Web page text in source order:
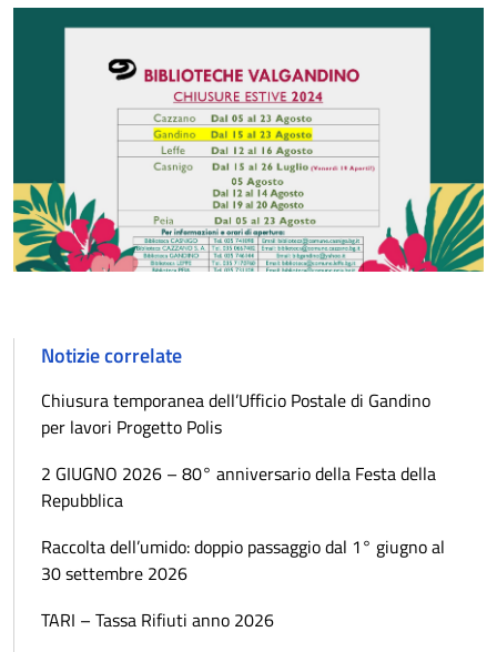
Notizie correlate
Chiusura temporanea dell’Ufficio Postale di Gandino
per lavori Progetto Polis
2 GIUGNO 2026 – 80° anniversario della Festa della
Repubblica
Raccolta dell’umido: doppio passaggio dal 1° giugno al
30 settembre 2026
TARI – Tassa Rifiuti anno 2026